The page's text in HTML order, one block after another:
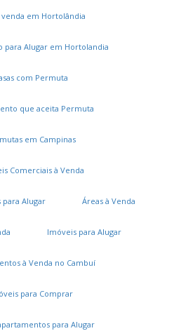
venda em Hortolândia
para Alugar em Hortolandia
com Permuta
que aceita Permuta
em Campinas
Comerciais à Venda
Alugar Áreas à Venda
Imóveis para Alugar
à Venda no Cambuí
para Comprar
para Alugar
e Propostas
seu imóvel
conosco
restrita
Real
de Andrade, 1531